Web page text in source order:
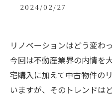
2024/02/27
リノベーションはどう変わ
今回は不動産業界の内情を
宅購入に加えて中古物件の
いますが、そのトレンドは